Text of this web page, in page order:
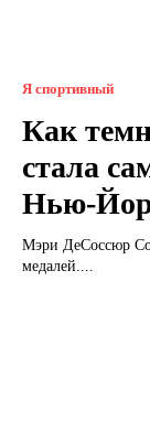
Я спортивный
Как
стала
Нью-
Мэри ДеСоссюр
медалей....